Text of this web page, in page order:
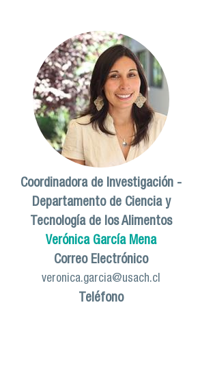
Coordinadora de Investigación -
Departamento de Ciencia y
Tecnología de los Alimentos
Verónica García Mena
Correo Electrónico
veronica.garcia@usach.cl
Teléfono